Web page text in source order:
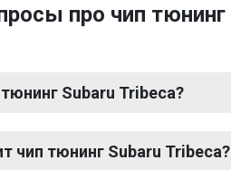
про чип
Subaru Tribeca?
чип тюнинг Subaru Tribeca?